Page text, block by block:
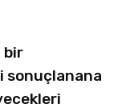
bir
sonuçlanana